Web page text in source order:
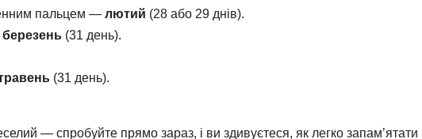
пальцем — лютий (28 або 29 днів).
березень (31 день).
(31 день).
— спробуйте прямо зараз, і ви здивуєтеся, як легко запам’ятати